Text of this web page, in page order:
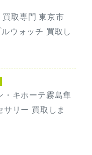
取専門 東京市
ウォッチ 買取し
・キホーテ霧島隼
リー 買取しま